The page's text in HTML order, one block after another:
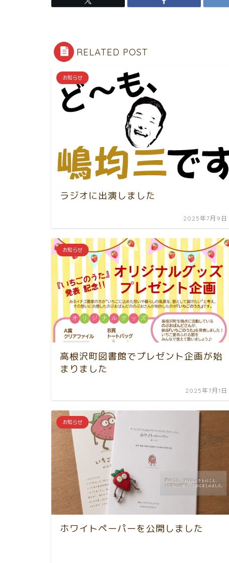
RELATED POST
お知らせ
ラジオに出演しました
2025年7月9日
お知らせ
高根沢町図書館でプレゼント企画が始
まりました
2025年7月1日
お知らせ
ホワイトペーパーを公開しました